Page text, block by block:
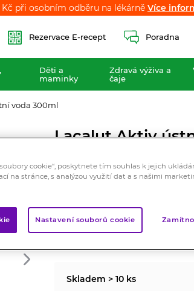
při osobním odběru na lékárně Více
při osobním odběru na lékárně Více
Rezervace E-recept Poradna
Děti a
maminky
Zdravá výživa a
čaje
voda 300ml
Lacalut Aktiv
Lacalut aktiv ústní voda
plaku a zubnímu kazu a
Značka:Lacalut
Skladem > 10 ks
cookie“, poskytnete tím souhlas k jejich
na stránce, s analýzou využití dat a s našimi
Nastavení souborů cookie